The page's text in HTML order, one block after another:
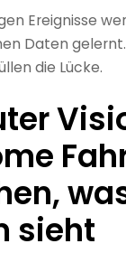
Ereignisse
Daten
die Lücke.
sieht